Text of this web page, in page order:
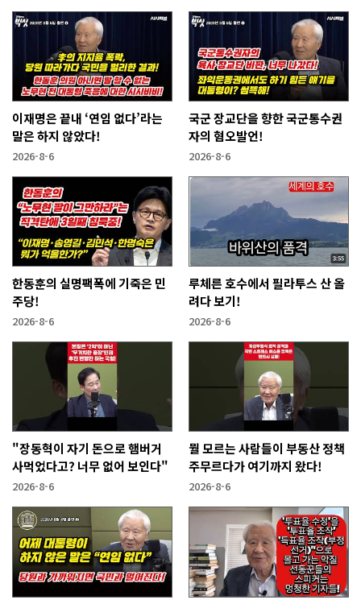
이재명은 끝내 ‘연임 없다’라는
말은 하지 않았다!
2026-8-6
국군 장교단을 향한 국군통수권
자의 혐오발언!
2026-8-6
한동훈의 실명팩폭에 기죽은 민
주당!
2026-8-6
루체른 호수에서 필라투스 산 올
려다 보기!
2026-8-6
"장동혁이 자기 돈으로 햄버거
사먹었다고? 너무 없어 보인다"
2026-8-6
뭘 모르는 사람들이 부동산 정책
주무르다가 여기까지 왔다!
2026-8-6